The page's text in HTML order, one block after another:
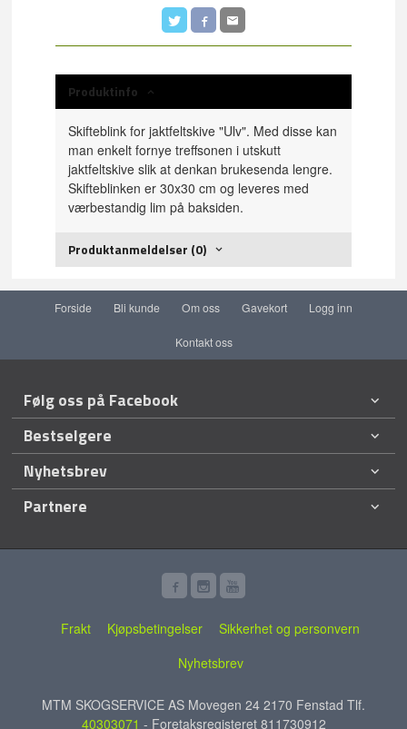
Produktinfo
Skifteblink for jaktfeltskive "Ulv". Med disse kan
man enkelt fornye treffsonen i utskutt
jaktfeltskive slik at denkan brukesenda lengre.
Skifteblinken er 30x30 cm og leveres med
værbestandig lim på baksiden.
Produktanmeldelser (0)
Forside Bli kunde Om oss Gavekort Logg inn
Kontakt oss
Følg oss på Facebook
Bestselgere
Nyhetsbrev
Partnere
Frakt Kjøpsbetingelser
Sikkerhet og personvern
Nyhetsbrev
MTM SKOGSERVICE AS Movegen 24 2170 Fenstad Tlf.
40303071 - Foretaksregisteret 811730912